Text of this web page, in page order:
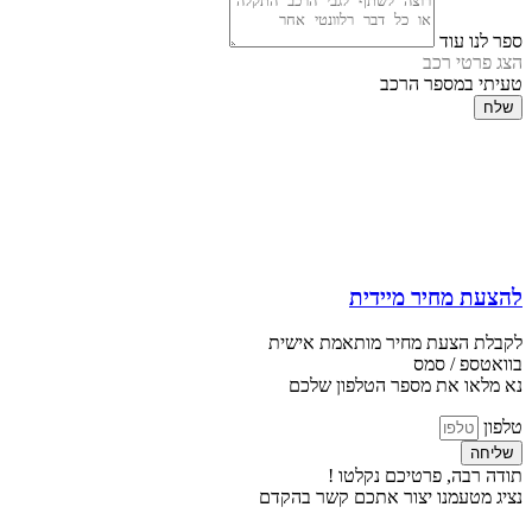
ספר לנו עוד
הצג פרטי רכב
טעיתי במספר הרכב
שלח
להצעת מחיר מיידית
לקבלת הצעת מחיר מותאמת אישית
בוואטספ / סמס
נא מלאו את מספר הטלפון שלכם
טלפון
שליחה
תודה רבה, פרטיכם נקלטו !
נציג מטעמנו יצור אתכם קשר בהקדם